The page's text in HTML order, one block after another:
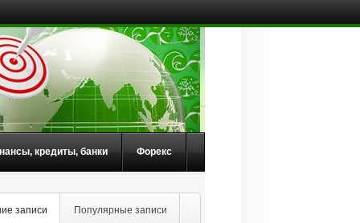
кредиты, банки Форекс
записи Популярные записи